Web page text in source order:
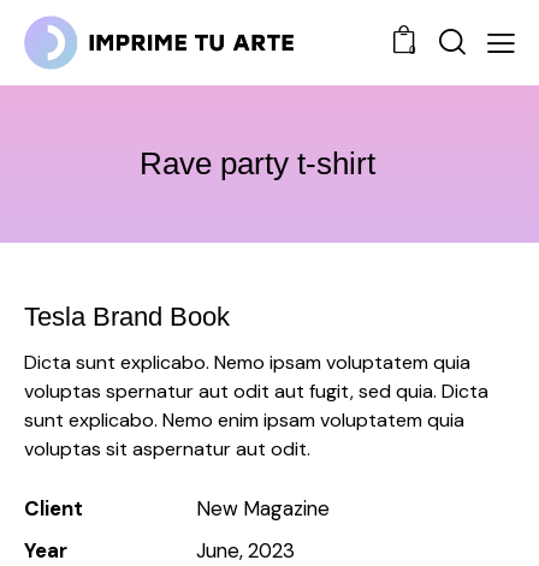
0
Rave party t-shirt
Tesla Brand Book
Dicta sunt explicabo. Nemo ipsam voluptatem quia
voluptas spernatur aut odit aut fugit, sed quia. Dicta
sunt explicabo. Nemo enim ipsam voluptatem quia
voluptas sit aspernatur aut odit.
Client
New Magazine
Year
June, 2023